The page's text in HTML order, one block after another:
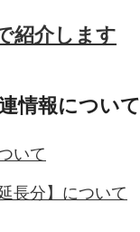
紹介します
情報について
いて
長分】について